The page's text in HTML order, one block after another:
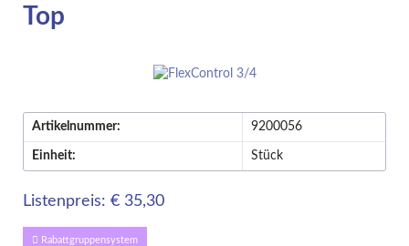
Top
Artikelnummer: 9200056
Einheit: Stück
Listenpreis: € 35,30
Rabattgruppensystem